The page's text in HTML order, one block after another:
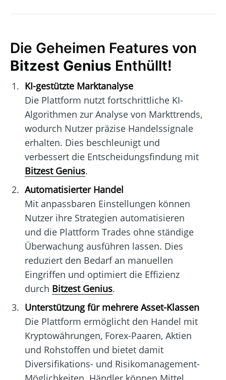
Die Geheimen Features von
Bitzest Genius Enthüllt!
KI-gestützte Marktanalyse
Die Plattform nutzt fortschrittliche KI-
Algorithmen zur Analyse von Markttrends,
wodurch Nutzer präzise Handelssignale
erhalten. Dies beschleunigt und
verbessert die Entscheidungsfindung mit
Bitzest Genius.
Automatisierter Handel
Mit anpassbaren Einstellungen können
Nutzer ihre Strategien automatisieren
und die Plattform Trades ohne ständige
Überwachung ausführen lassen. Dies
reduziert den Bedarf an manuellen
Eingriffen und optimiert die Effizienz
durch Bitzest Genius.
Unterstützung für mehrere Asset-Klassen
Die Plattform ermöglicht den Handel mit
Kryptowährungen, Forex-Paaren, Aktien
und Rohstoffen und bietet damit
Diversifikations- und Risikomanagement-